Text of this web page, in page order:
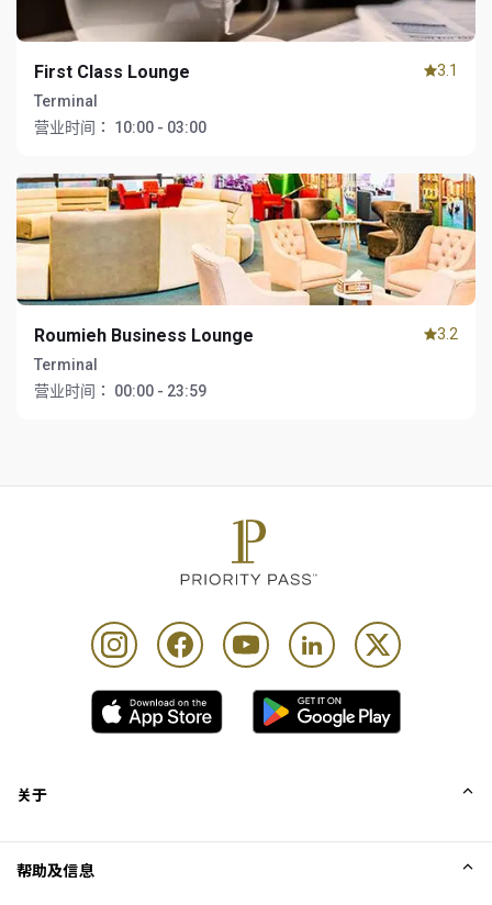
First Class Lounge
Terminal
营业时间：
10:00 - 03:00
3.1
Roumieh Business Lounge
Terminal
营业时间：
00:00 - 23:59
3.2
关于
帮助及信息